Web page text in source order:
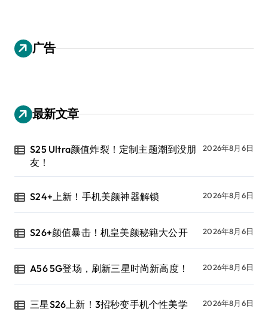
广告
最新文章
S25 Ultra颜值炸裂！定制主题潮到没朋
友！
2026年8月6日
S24+上新！手机美颜神器解锁 2026年8月6日
S26+颜值暴击！机皇美颜秘籍大公开 2026年8月6日
A56 5G登场，刷新三星时尚新高度！ 2026年8月6日
三星S26上新！3招秒变手机个性美学 2026年8月6日